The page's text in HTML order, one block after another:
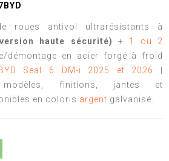
roues antivol ultrarésistants à
haute sécurité) + 1 ou 2
démontage en acier forgé à froid
Seal 6 DM-i 2025 et 2026
finitions, jantes et
en coloris argent galvanisé.